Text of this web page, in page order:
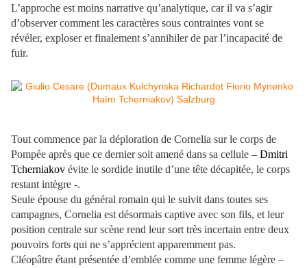
L’approche est moins narrative qu’analytique, car il va s’agir
d’observer comment les caractères sous contraintes vont se
révéler, exploser et finalement s’annihiler de par l’incapacité de
fuir.
Tout commence par la déploration de Cornelia sur le corps de
Pompée après que ce dernier soit amené dans sa cellule – Dmitri
Tcherniakov évite le sordide inutile d’une tête décapitée, le corps
restant intègre -.
Seule épouse du général romain qui le suivit dans toutes ses
campagnes, Cornelia est désormais captive avec son fils, et leur
position centrale sur scène rend leur sort très incertain entre deux
pouvoirs forts qui ne s’apprécient apparemment pas.
Cléopâtre étant présentée d’emblée comme une femme légère –